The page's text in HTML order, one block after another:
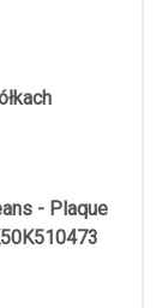
- Plaque